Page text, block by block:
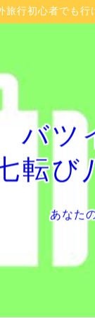
旅行初心者でも
バツ
転び
あなた